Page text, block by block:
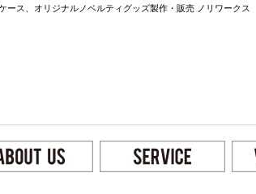
ース、オリジナルノベルティグッズ製作・販売 ノリワークス